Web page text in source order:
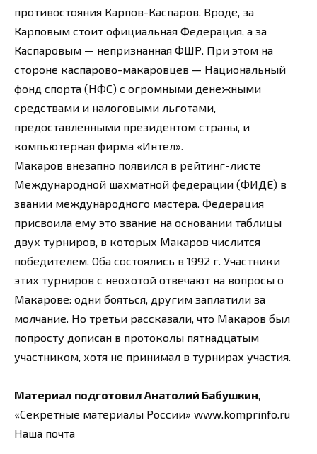
противостояния Карпов-Каспаров. Вроде, за
Карповым стоит официальная Федерация, а за
Каспаровым — непризнанная ФШР. При этом на
стороне каспарово-макаровцев — Национальный
фонд спорта (НФС) с огромными денежными
средствами и налоговыми льготами,
предоставленными президентом страны, и
компьютерная фирма «Интел».
Макаров внезапно появился в рейтинг-листе
Международной шахматной федерации (ФИДЕ) в
звании международного мастера. Федерация
присвоила ему это звание на основании таблицы
двух турниров, в которых Макаров числится
победителем. Оба состоялись в 1992 г. Участники
этих турниров с неохотой отвечают на вопросы о
Макарове: одни бояться, другим заплатили за
молчание. Но третьи рассказали, что Макаров был
попросту дописан в протоколы пятнадцатым
участником, хотя не принимал в турнирах участия.
Материал подготовил Анатолий Бабушкин
«Секретные материалы России» www.komprinfo.ru
Наша почта